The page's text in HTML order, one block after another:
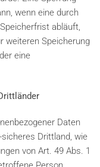
wenn eine durch
abläuft,
weiteren Speicherung
eine
Daten
Drittland, wie
von Art. 49 Abs. 1